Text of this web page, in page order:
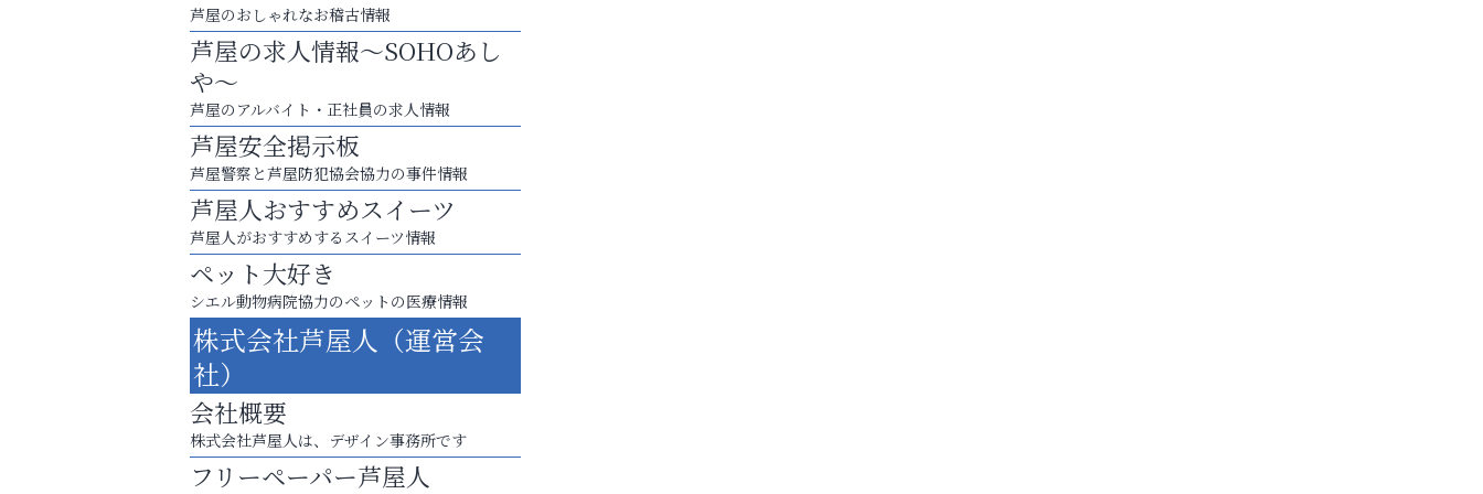
梅雨でカビが繁殖する前に！
エアコン掃除は“今”が最適
アクイール芦屋店
芦屋のおしゃれなお稽古情報
芦屋の求人情報～SOHOあし
や～
芦屋のアルバイト・正社員の求人情報
芦屋安全掲示板
芦屋警察と芦屋防犯協会協力の事件情報
芦屋人おすすめスイーツ
芦屋人がおすすめするスイーツ情報
ペット大好き
シエル動物病院協力のペットの医療情報
株式会社芦屋人（運営会
社）
会社概要
株式会社芦屋人は、デザイン事務所です
フリーペーパー芦屋人